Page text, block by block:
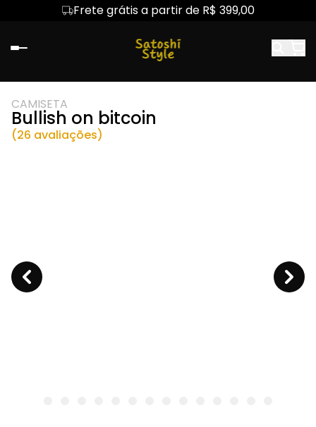
Frete grátis a partir de R$ 399,00
CAMISETA
Bullish on bitcoin
(26 avaliações)